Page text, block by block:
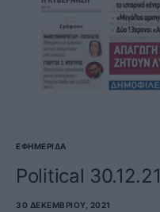
ΕΦΗΜΕΡΊΔΑ
Political 30.12.21
30 ΔΕΚΕΜΒΡΊΟΥ, 2021